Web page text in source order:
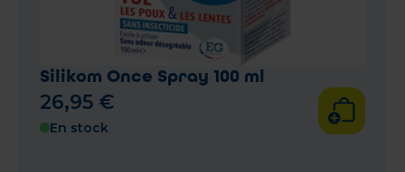
Silikom Once Spray 100 ml
26,95 €
En stock